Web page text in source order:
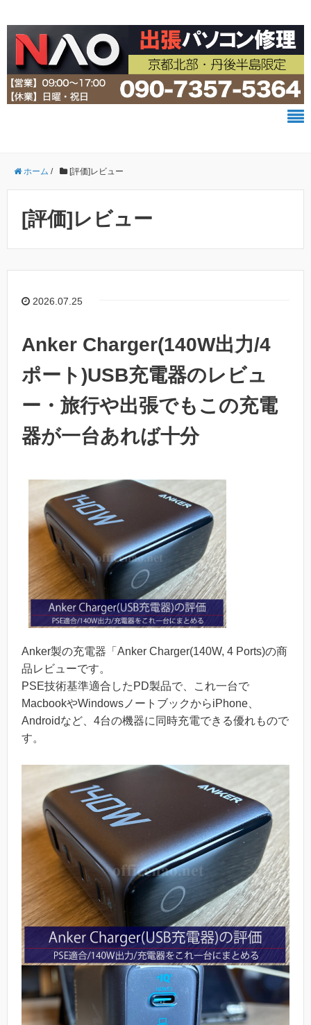
ホーム / [評価]レビュー
[評価]レビュー
2026.07.25
Anker Charger(140W出力/4
ポート)USB充電器のレビュ
ー・旅行や出張でもこの充電
器が一台あれば十分
Anker製の充電器「Anker Charger(140W, 4 Ports)の商
品レビューです。
PSE技術基準適合したPD製品で、これ一台で
MacbookやWindowsノートブックからiPhone、
Androidなど、4台の機器に同時充電できる優れもので
す。